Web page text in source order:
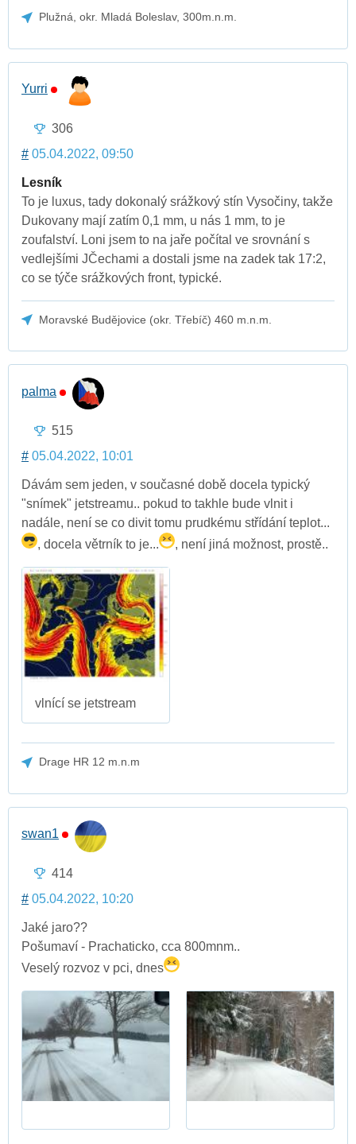
Plužná, okr. Mladá Boleslav, 300m.n.m.
Yurri
306
# 05.04.2022, 09:50
Lesník
To je luxus, tady dokonalý srážkový stín Vysočiny, takže
Dukovany mají zatím 0,1 mm, u nás 1 mm, to je
zoufalství. Loni jsem to na jaře počítal ve srovnání s
vedlejšími JČechami a dostali jsme na zadek tak 17:2,
co se týče srážkových front, typické.
Moravské Budějovice (okr. Třebíč) 460 m.n.m.
palma
515
# 05.04.2022, 10:01
Dávám sem jeden, v současné době docela typický
"snímek" jetstreamu.. pokud to takhle bude vlnit i
nadále, není se co divit tomu prudkému střídání teplot...
, docela větrník to je...
, není jiná možnost, prostě..
vlnící se jetstream
Drage HR 12 m.n.m
swan1
414
# 05.04.2022, 10:20
Jaké jaro??
Pošumaví - Prachaticko, cca 800mnm..
Veselý rozvoz v pci, dnes